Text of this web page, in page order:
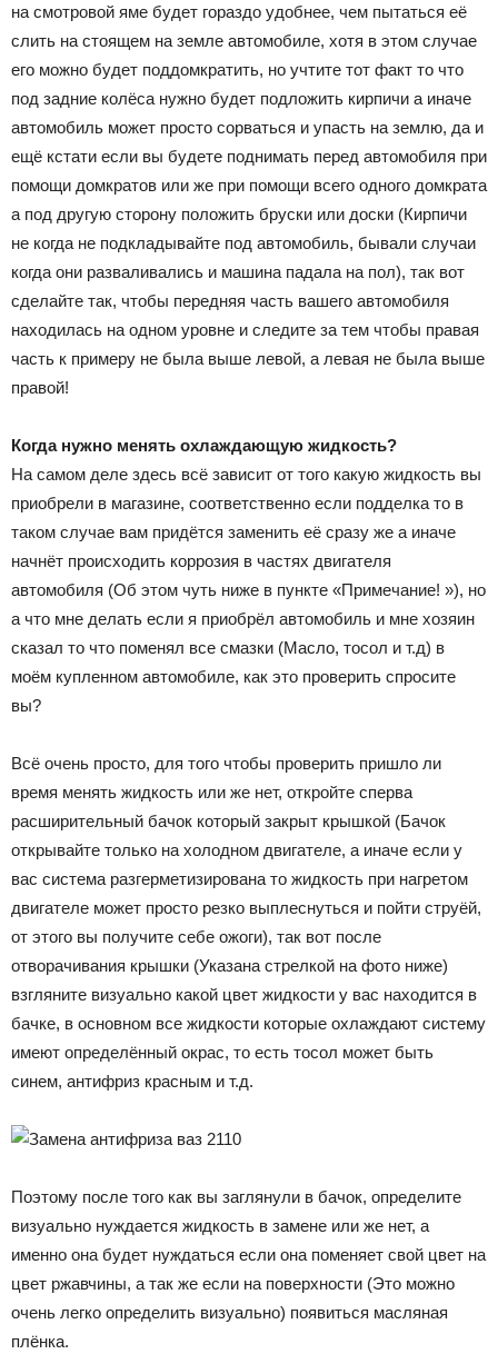
на смотровой яме будет гораздо удобнее, чем пытаться её
слить на стоящем на земле автомобиле, хотя в этом случае
его можно будет поддомкратить, но учтите тот факт то что
под задние колёса нужно будет подложить кирпичи а иначе
автомобиль может просто сорваться и упасть на землю, да и
ещё кстати если вы будете поднимать перед автомобиля при
помощи домкратов или же при помощи всего одного домкрата
а под другую сторону положить бруски или доски (Кирпичи
не когда не подкладывайте под автомобиль, бывали случаи
когда они разваливались и машина падала на пол), так вот
сделайте так, чтобы передняя часть вашего автомобиля
находилась на одном уровне и следите за тем чтобы правая
часть к примеру не была выше левой, а левая не была выше
правой!
Когда нужно менять охлаждающую жидкость?
На самом деле здесь всё зависит от того какую жидкость вы
приобрели в магазине, соответственно если подделка то в
таком случае вам придётся заменить её сразу же а иначе
начнёт происходить коррозия в частях двигателя
автомобиля (Об этом чуть ниже в пункте «Примечание! »), но
а что мне делать если я приобрёл автомобиль и мне хозяин
сказал то что поменял все смазки (Масло, тосол и т.д) в
моём купленном автомобиле, как это проверить спросите
вы?
Всё очень просто, для того чтобы проверить пришло ли
время менять жидкость или же нет, откройте сперва
расширительный бачок который закрыт крышкой (Бачок
открывайте только на холодном двигателе, а иначе если у
вас система разгерметизирована то жидкость при нагретом
двигателе может просто резко выплеснуться и пойти струёй,
от этого вы получите себе ожоги), так вот после
отворачивания крышки (Указана стрелкой на фото ниже)
взгляните визуально какой цвет жидкости у вас находится в
бачке, в основном все жидкости которые охлаждают систему
имеют определённый окрас, то есть тосол может быть
синем, антифриз красным и т.д.
Поэтому после того как вы заглянули в бачок, определите
визуально нуждается жидкость в замене или же нет, а
именно она будет нуждаться если она поменяет свой цвет на
цвет ржавчины, а так же если на поверхности (Это можно
очень легко определить визуально) появиться масляная
плёнка.